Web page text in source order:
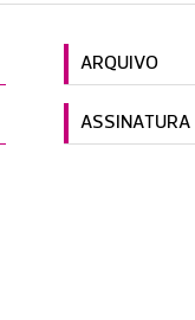
ARQUIVO
ASSINATURA